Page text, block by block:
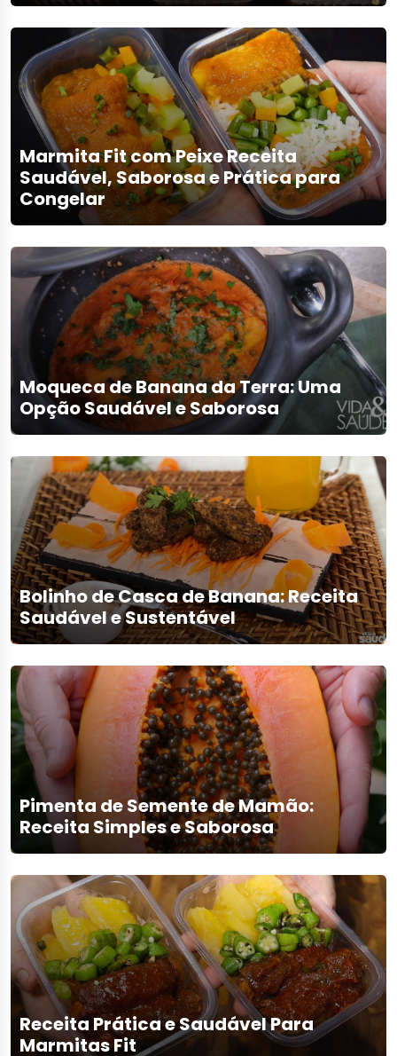
Marmita Fit com Peixe Receita
Saudável, Saborosa e Prática para
Congelar
Moqueca de Banana da Terra: Uma
Opção Saudável e Saborosa
Bolinho de Casca de Banana: Receita
Saudável e Sustentável
Pimenta de Semente de Mamão:
Receita Simples e Saborosa
Receita Prática e Saudável Para
Marmitas Fit